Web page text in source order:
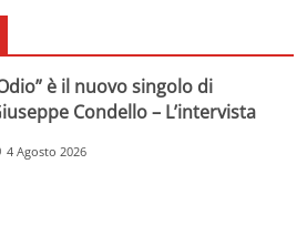
è il nuovo singolo di
Condello – L’intervista
4 Agosto 2026